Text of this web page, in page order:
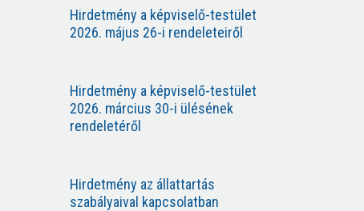
Hirdetmény a képviselő-testület
2026. május 26-i rendeleteiről
Hirdetmény a képviselő-testület
2026. március 30-i ülésének
rendeletéről
Hirdetmény az állattartás
szabályaival kapcsolatban